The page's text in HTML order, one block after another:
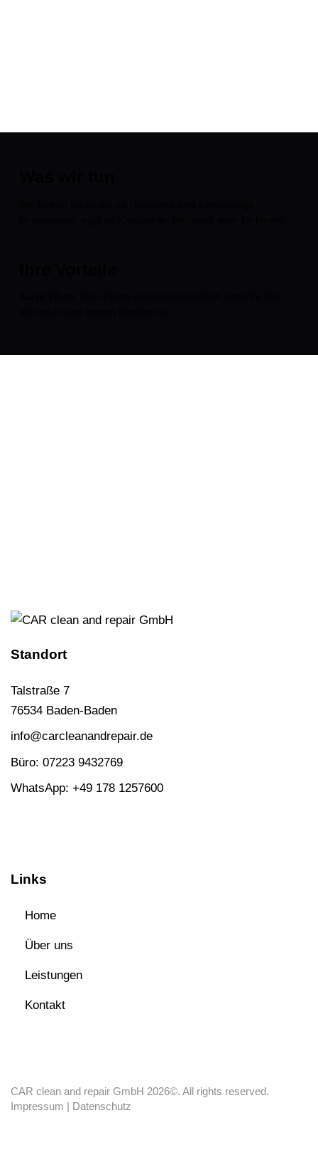
Standort
Talstraße 7
76534 Baden-Baden
info@carcleanandrepair.de
Büro: 07223 9432769
WhatsApp: +49 178 1257600
Links
Home
Über uns
Leistungen
Kontakt
CAR clean and repair GmbH 2026©. All rights reserved.
Impressum | Datenschutz